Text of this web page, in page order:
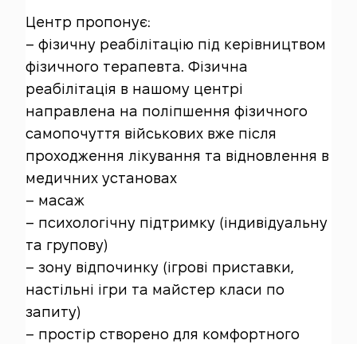
Центр пропонує:
– фізичну реабілітацію під керівництвом
фізичного терапевта. Фізична
реабілітація в нашому центрі
направлена на поліпшення фізичного
самопочуття військових вже після
проходження лікування та відновлення в
медичних установах
– масаж
– психологічну підтримку (індивідуальну
та групову)
– зону відпочинку (ігрові приставки,
настільні ігри та майстер класи по
запиту)
– простір створено для комфортного